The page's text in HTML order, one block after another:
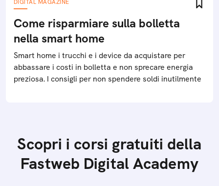
DIGITAL MAGAZINE
Come risparmiare sulla bolletta
nella smart home
Smart home i trucchi e i device da acquistare per
abbassare i costi in bolletta e non sprecare energia
preziosa. I consigli per non spendere soldi inutilmente
Scopri i corsi gratuiti della
Fastweb Digital Academy